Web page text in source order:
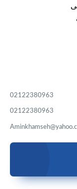
02122380963
02122380963